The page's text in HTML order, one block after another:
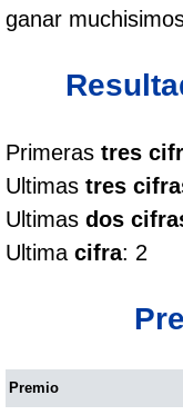
Cafeterito
Caribeña
Caribeña
Chontico
ganar
Primeras tres
Ultimas tres
Ultimas dos
Ultima cifra: 2
Premio